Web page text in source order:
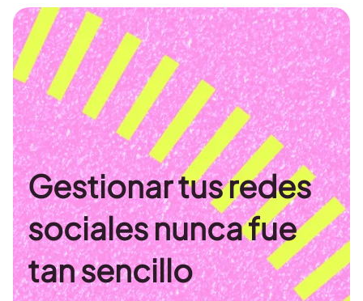
Gestionar tus redes
sociales nunca fue
tan sencillo